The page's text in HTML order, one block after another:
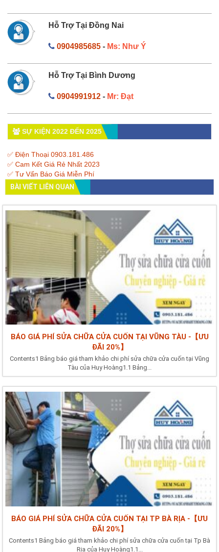
Hỗ Trợ Tại Đồng Nai
0904985685- Ms: Như Ý
Hỗ Trợ Tại Bình Dương
0904991912- Mr: Đạt
SỰ KIỆN 2022 ĐẾN 2025
✅ Điện Thoại 0903.181.486
✅ Cam Kết Giá Rẻ Nhất 2023
✅ Tư Vấn Báo Giá Miễn Phí
BÀI VIẾT LIÊN QUAN
BÁO GIÁ PHÍ SỬA CHỮA CỬA CUỐN TẠI VŨNG TÀU -【ƯU
ĐÃI 20%】
Contents1 Bảng báo giá tham khảo chi phí sửa chữa cửa cuốn tại Vũng
Tàu của Huy Hoàng1.1 Bảng...
BÁO GIÁ PHÍ SỬA CHỮA CỬA CUỐN TẠI TP BÀ RỊA -【ƯU
ĐÃI 20%】
Contents1 Bảng báo giá tham khảo chi phí sửa chữa cửa cuốn tại Tp Bà
Rịa của Huy Hoàng1.1...